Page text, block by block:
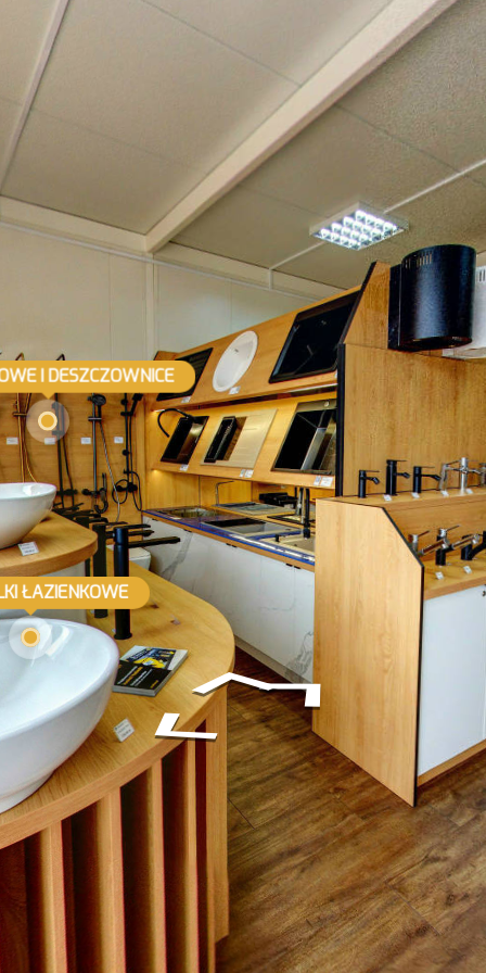
I DESZCZOWNICE
ŁAZIENKOWE